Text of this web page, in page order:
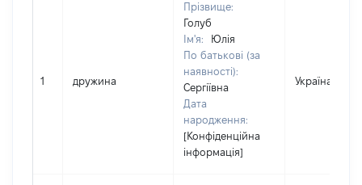
1 дружина
Прізвище:
Голуб
Ім'я:
Юлія
По батькові (за
наявності):
Сергіївна
Дата
народження:
[Конфіденційна
інформація]
Україна